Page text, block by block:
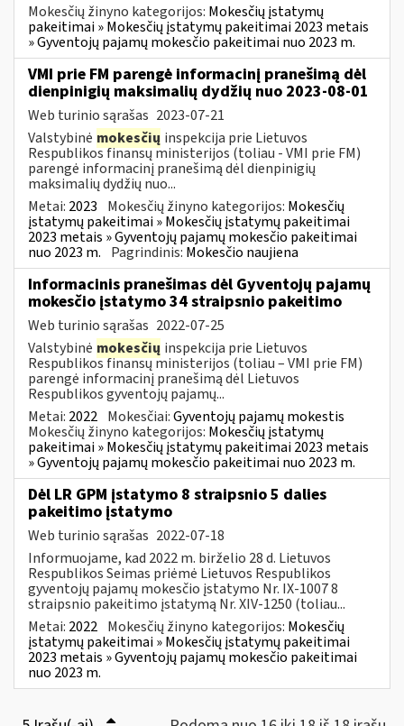
Mokesčių žinyno kategorijos: Mokesčių įstatymų
pakeitimai » Mokesčių įstatymų pakeitimai 2023 metais
» Gyventojų pajamų mokesčio pakeitimai nuo 2023 m.
VMI prie FM parengė informacinį pranešimą dėl
dienpinigių maksimalių dydžių nuo 2023-08-01
Web turinio sąrašas 2023-07-21
Valstybinė mokesčių inspekcija prie Lietuvos
Respublikos finansų ministerijos (toliau - VMI prie FM)
parengė informacinį pranešimą dėl dienpinigių
maksimalių dydžių nuo...
Metai: 2023 Mokesčių žinyno kategorijos: Mokesčių
įstatymų pakeitimai » Mokesčių įstatymų pakeitimai
2023 metais » Gyventojų pajamų mokesčio pakeitimai
nuo 2023 m. Pagrindinis: Mokesčio naujiena
Informacinis pranešimas dėl Gyventojų pajamų
mokesčio įstatymo 34 straipsnio pakeitimo
Web turinio sąrašas 2022-07-25
Valstybinė mokesčių inspekcija prie Lietuvos
Respublikos finansų ministerijos (toliau – VMI prie FM)
parengė informacinį pranešimą dėl Lietuvos
Respublikos gyventojų pajamų...
Metai: 2022 Mokesčiai:Gyventojų pajamų mokestis
Mokesčių žinyno kategorijos: Mokesčių įstatymų
pakeitimai » Mokesčių įstatymų pakeitimai 2023 metais
» Gyventojų pajamų mokesčio pakeitimai nuo 2023 m.
Dėl LR GPM įstatymo 8 straipsnio 5 dalies
pakeitimo įstatymo
Web turinio sąrašas 2022-07-18
Informuojame, kad 2022 m. birželio 28 d. Lietuvos
Respublikos Seimas priėmė Lietuvos Respublikos
gyventojų pajamų mokesčio įstatymo Nr. IX-1007 8
straipsnio pakeitimo įstatymą Nr. XIV-1250 (toliau...
Metai: 2022 Mokesčių žinyno kategorijos: Mokesčių
įstatymų pakeitimai » Mokesčių įstatymų pakeitimai
2023 metais » Gyventojų pajamų mokesčio pakeitimai
nuo 2023 m.